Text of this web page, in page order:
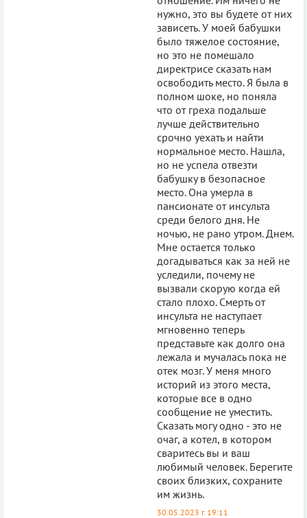
нужно, это вы будете от них
зависеть. У моей бабушки
было тяжелое состояние,
но это не помешало
директрисе сказать нам
освободить место. Я была в
полном шоке, но поняла
что от греха подальше
лучше действительно
срочно уехать и найти
нормальное место. Нашла,
но не успела отвезти
бабушку в безопасное
место. Она умерла в
пансионате от инсульта
среди белого дня. Не
ночью, не рано утром. Днем.
Мне остается только
догадываться как за ней не
уследили, почему не
вызвали скорую когда ей
стало плохо. Смерть от
инсульта не наступает
мгновенно теперь
представьте как долго она
лежала и мучалась пока не
отек мозг. У меня много
историй из этого места,
которые все в одно
сообщение не уместить.
Сказать могу одно - это не
очаг, а котел, в котором
сваритесь вы и ваш
любимый человек. Берегите
своих близких, сохраните
им жизнь.
30.05.2023 г. 19:11